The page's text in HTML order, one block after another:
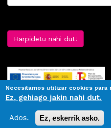
Harpidetu nahi dut!
Necesitamos utilizar cookies
Ez, gehiago jakin nahi dut.
Ados. Ez, eskerrik asko.